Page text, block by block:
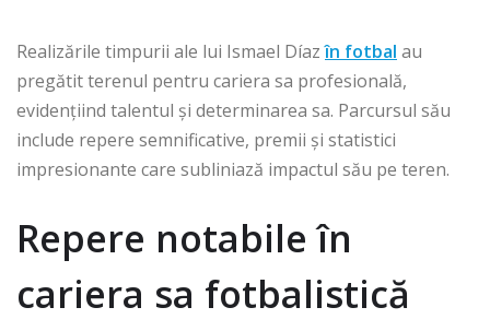
Realizările timpurii ale lui Ismael Díazîn fotbal au
pregătit terenul pentru cariera sa profesională,
evidențiind talentul și determinarea sa. Parcursul său
include repere semnificative, premii și statistici
impresionante care subliniază impactul său pe teren.
Repere notabile în
cariera sa fotbalistică